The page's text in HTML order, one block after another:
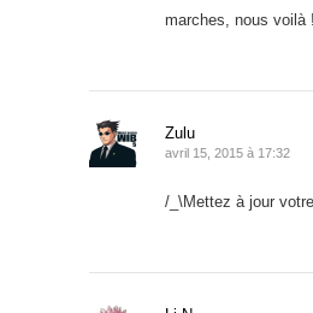
marches, nous voilà !
Zulu
avril 15, 2015 à 17:32
/_\Mettez à jour